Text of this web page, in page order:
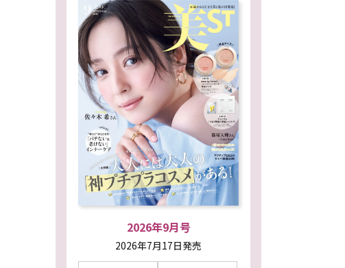
2026年9月号
2026年7月17日発売